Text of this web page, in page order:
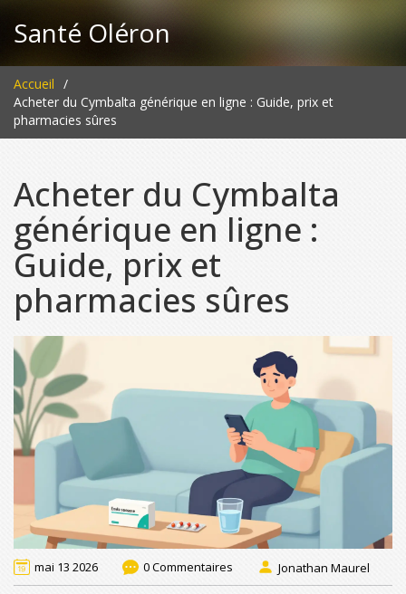
Santé Oléron
Accueil
Acheter du Cymbalta générique en ligne : Guide, prix et
pharmacies sûres
Acheter du Cymbalta
générique en ligne :
Guide, prix et
pharmacies sûres
mai 13 2026 0 Commentaires Jonathan Maurel